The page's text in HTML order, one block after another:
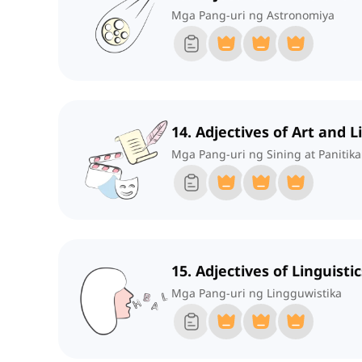
Mga Pang-uri ng Astronomiya
14. Adjectives of Art and
Mga Pang-uri ng Sining at
15. Adjectives of
Mga Pang-uri ng Lingguwistika